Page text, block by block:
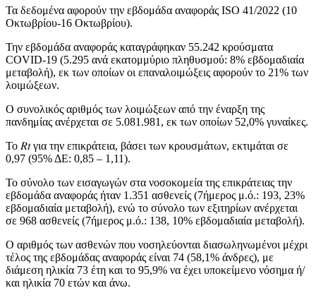
Τα δεδομένα αφορούν την εβδομάδα αναφοράς ISO 41/2022 (10
Οκτωβρίου-16 Οκτωβρίου).
Την εβδομάδα αναφοράς καταγράφηκαν 55.242 κρούσματα
COVID-19 (5.295 ανά εκατoμμύριο πληθυσμού: 8% εβδομαδιαία
μεταβολή), εκ των οποίων οι επαναλοιμώξεις αφορούν το 21% των
λοιμώξεων.
Ο συνολικός αριθμός των λοιμώξεων από την έναρξη της
πανδημίας ανέρχεται σε 5.081.981, εκ των οποίων 52,0% γυναίκες.
To 𝑅𝑡 για την επικράτεια, βάσει των κρουσμάτων, εκτιμάται σε
0,97 (95% ΔΕ: 0,85 – 1,11).
Το σύνολο των εισαγωγών στα νοσοκομεία της επικράτειας την
εβδομάδα αναφοράς ήταν 1.351 ασθενείς (7ήμερος μ.ό.: 193, 23%
εβδομαδιαία μεταβολή), ενώ το σύνολο των εξιτηρίων ανέρχεται
σε 968 ασθενείς (7ήμερος μ.ό.: 138, 10% εβδομαδιαία μεταβολή).
Ο αριθμός των ασθενών που νοσηλεύονται διασωληνωμένοι μέχρι
τέλος της εβδομάδας αναφοράς είναι 74 (58,1% άνδρες), με
διάμεση ηλικία 73 έτη και το 95,9% να έχει υποκείμενο νόσημα ή/
και ηλικία 70 ετών και άνω.